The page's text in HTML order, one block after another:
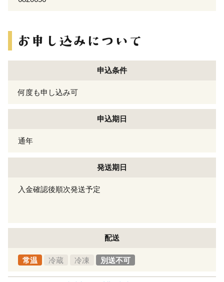
申込条件
何度も申し込み可
申込期日
通年
発送期日
入金確認後順次発送予定
配送
常温 冷蔵 冷凍 別送不可